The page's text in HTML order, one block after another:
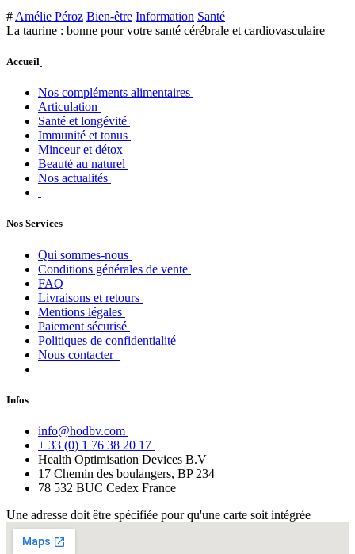
# Amélie Péroz Bien-être Information Santé
La taurine : bonne pour votre santé cérébrale et cardiovasculaire
Accueil
Nos compléments alimentaires
Articulation
Santé et longévité
Immunité et tonus
Minceur et détox
Beauté au naturel
Nos actualités
Nos Services
Qui sommes-nous
Conditions générales de vente
FAQ
Livraisons et retours
Mentions légales
Paiement sécurisé
Politiques de confidentialité
Nous contacter
Infos
info@hodbv.com
+ 33 (0) 1 76 38 20 17
Health Optimisation Devices B.V
17 Chemin des boulangers, BP 234
78 532 BUC Cedex France
Une adresse doit être spécifiée pour qu'une carte soit intégrée